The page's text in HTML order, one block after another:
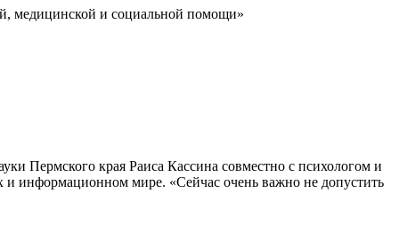
медицинской и социальной помощи»
Пермского края Раиса Кассина совместно с психологом и
и информационном мире. «Сейчас очень важно не допустить